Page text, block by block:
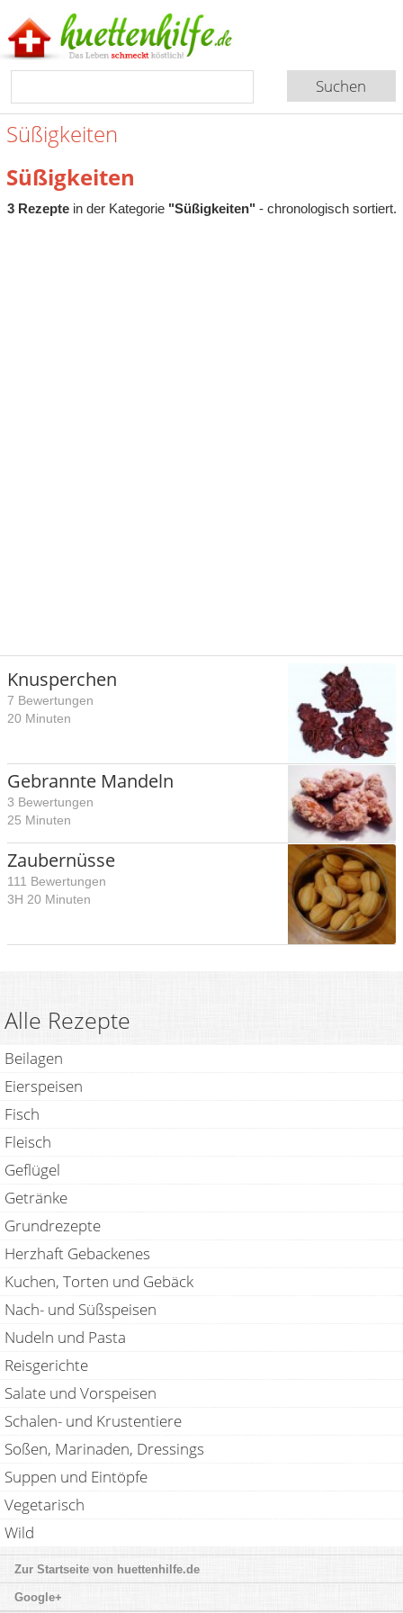
Süßigkeiten
Süßigkeiten
3 Rezeptein der Kategorie "Süßigkeiten" - chronologisch sortiert.
Knusperchen
7 Bewertungen
20 Minuten
Gebrannte Mandeln
3 Bewertungen
25 Minuten
Zaubernüsse
111 Bewertungen
3H 20 Minuten
Alle Rezepte
Beilagen
Eierspeisen
Fisch
Fleisch
Geflügel
Getränke
Grundrezepte
Herzhaft Gebackenes
Kuchen, Torten und Gebäck
Nach- und Süßspeisen
Nudeln und Pasta
Reisgerichte
Salate und Vorspeisen
Schalen- und Krustentiere
Soßen, Marinaden, Dressings
Suppen und Eintöpfe
Vegetarisch
Wild
huettenhilfe.de
Google+